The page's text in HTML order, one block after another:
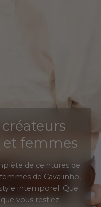
femmes
de ceintures de
de Cavalinho,
intemporel. Que
vous restiez